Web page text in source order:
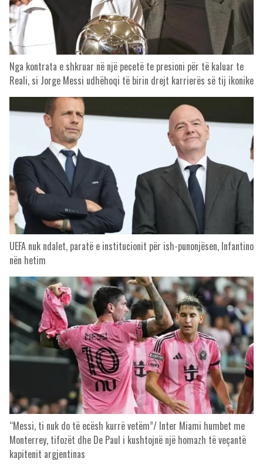
Nga kontrata e shkruar në një pecetë te presioni për të kaluar te
Reali, si Jorge Messi udhëhoqi të birin drejt karrierës së tij ikonike
UEFA nuk ndalet, paratë e institucionit për ish-punonjësen, Infantino
nën hetim
“Messi, ti nuk do të ecësh kurrë vetëm”/ Inter Miami humbet me
Monterrey, tifozët dhe De Paul i kushtojnë një homazh të veçantë
kapitenit argjentinas